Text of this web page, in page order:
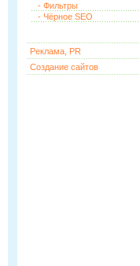
- Фильтры
- Чёрное SEO
Реклама, PR
Создание сайтов